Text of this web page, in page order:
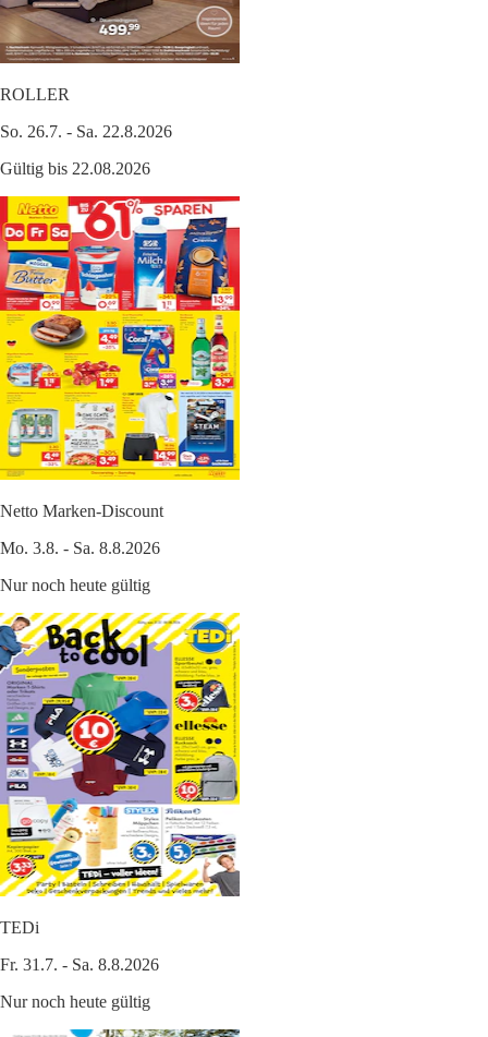
ROLLER
So. 26.7. - Sa. 22.8.2026
Gültig bis 22.08.2026
Netto Marken-Discount
Mo. 3.8. - Sa. 8.8.2026
Nur noch heute gültig
TEDi
Fr. 31.7. - Sa. 8.8.2026
Nur noch heute gültig